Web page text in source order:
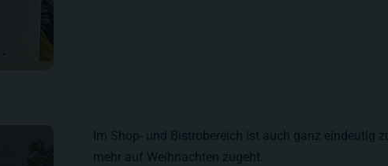
Im Shop- und Bistrobereich ist auch ganz eindeutig
mehr auf Weihnachten zugeht.